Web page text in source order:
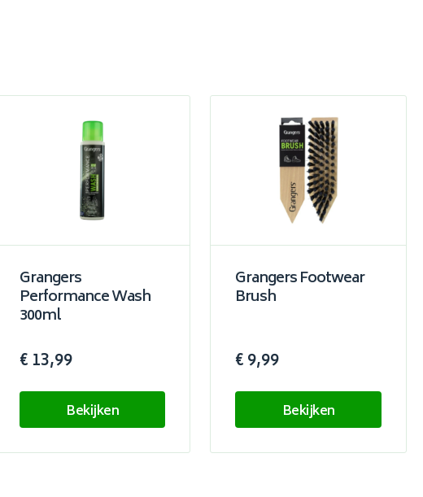
Grangers
Performance Wash
300ml
€ 13,99
Bekijken
Grangers Footwear
Brush
€ 9,99
Bekijken